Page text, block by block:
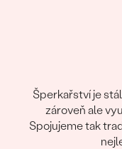
Šperkařství je
zároveň ale
Spojujeme tak